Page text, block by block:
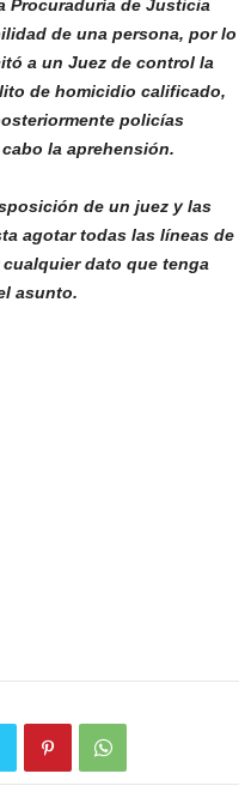
Procuraduría de Justicia
de una persona, por lo
a un Juez de control la
de homicidio calificado,
policías
la aprehensión.
de un juez y las
agotar todas las líneas de
dato que tenga
asunto.